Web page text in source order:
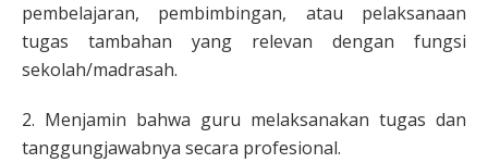
pembelajaran, pembimbingan, atau pelaksanaan
tugas tambahan yang relevan dengan fungsi
sekolah/madrasah.
2. Menjamin bahwa guru melaksanakan tugas dan
tanggungjawabnya secara profesional.